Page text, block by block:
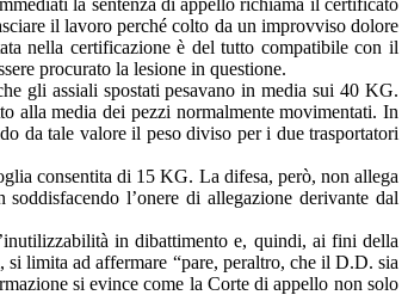
il lavoro perché colto da un improvviso dolore
nella certificazione è del tutto compatibile con il
procurato la lesione in questione.
gli assiali spostati pesavano in media sui 40 KG.
alla media dei pezzi normalmente movimentati. In
da tale valore il peso diviso per i due trasportatori
consentita di 15 KG. La difesa, però, non allega
l’onere di allegazione derivante dal
in dibattimento e, quindi, ai fini della
limita ad affermare “pare, peraltro, che il D.D. sia
si evince come la Corte di appello non solo